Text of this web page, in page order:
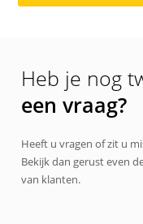
Heb je nog
een vraag?
Heeft u vragen of zit u
Bekijk dan gerust even
van klanten.